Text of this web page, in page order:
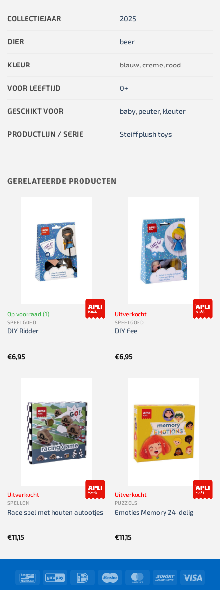
COLLECTIEJAAR 2025
DIER beer
KLEUR blauw, creme, rood
VOOR LEEFTIJD 0+
GESCHIKT VOOR baby, peuter, kleuter
PRODUCTLIJN / SERIE Steiff plush toys
GERELATEERDE PRODUCTEN
Op voorraad (1)
SPEELGOED
DIY Ridder
€6,95
Uitverkocht
SPEELGOED
DIY Fee
€6,95
Uitverkocht
SPELLEN
Race spel met houten autootjes
€11,15
Uitverkocht
PUZZELS
Emoties Memory 24-delig
€11,15
BancontactGiroPay IDeal Maestro MasterCardSofort